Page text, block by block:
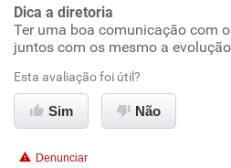
Benefícios
Dica a diretoria
Ter uma boa comunicação com
juntos com os mesmo a
Esta avaliação foi útil?
Sim Não
Denunciar